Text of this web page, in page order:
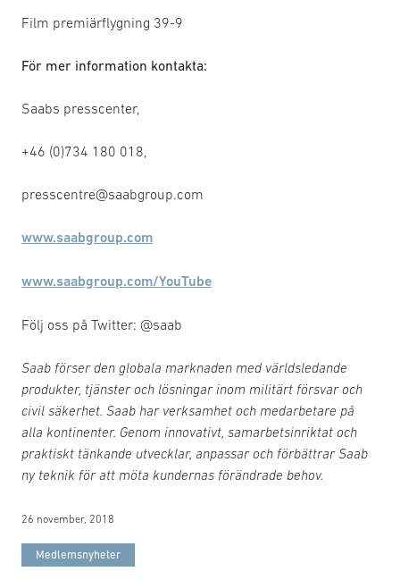
Film premiärflygning 39-9
För mer information kontakta:
Saabs presscenter,
+46 (0)734 180 018,
presscentre@saabgroup.com
www.saabgroup.com
www.saabgroup.com/YouTube
Följ oss på Twitter: @saab
Saab förser den globala marknaden med världsledande
produkter, tjänster och lösningar inom militärt försvar och
civil säkerhet. Saab har verksamhet och medarbetare på
alla kontinenter. Genom innovativt, samarbetsinriktat och
praktiskt tänkande utvecklar, anpassar och förbättrar Saab
ny teknik för att möta kundernas förändrade behov.
26 november, 2018
Medlemsnyheter